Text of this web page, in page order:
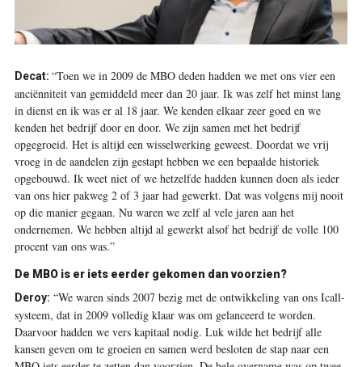
Decat: “Toen we in 2009 de MBO deden hadden we met ons vier een
anciënniteit van gemiddeld meer dan 20 jaar. Ik was zelf het minst lang
in dienst en ik was er al 18 jaar. We kenden elkaar zeer goed en we
kenden het bedrijf door en door. We zijn samen met het bedrijf
opgegroeid. Het is altijd een wisselwerking geweest. Doordat we vrij
vroeg in de aandelen zijn gestapt hebben we een bepaalde historiek
opgebouwd. Ik weet niet of we hetzelfde hadden kunnen doen als ieder
van ons hier pakweg 2 of 3 jaar had gewerkt. Dat was volgens mij nooit
op die manier gegaan. Nu waren we zelf al vele jaren aan het
ondernemen. We hebben altijd al gewerkt alsof het bedrijf de volle 100
procent van ons was.”
De MBO is er iets eerder gekomen dan voorzien?
Deroy: “We waren sinds 2007 bezig met de ontwikkeling van ons Icall-
systeem, dat in 2009 volledig klaar was om gelanceerd te worden.
Daarvoor hadden we vers kapitaal nodig. Luk wilde het bedrijf alle
kansen geven om te groeien en samen werd besloten de stap naar een